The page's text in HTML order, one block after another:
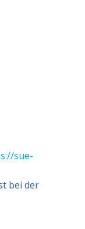
sue-
bei der